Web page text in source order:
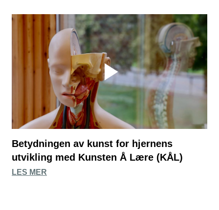
Betydningen av kunst for hjernens
utvikling med Kunsten Å Lære (KÅL)
LES MER